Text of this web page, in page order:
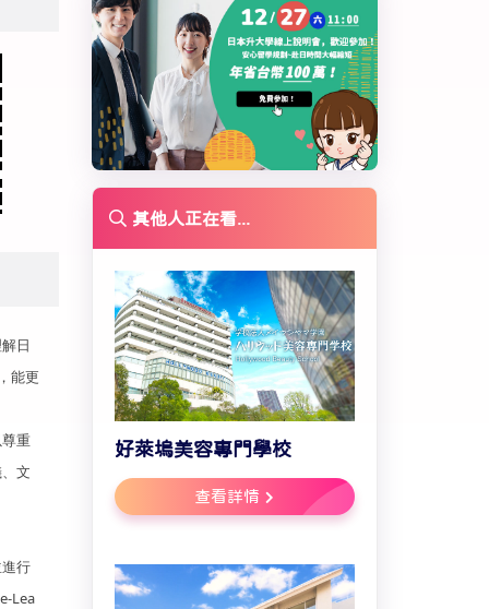
日
能更
重
文
行
Lea
其他人正在看...
好萊塢美容專門學校
查看詳情